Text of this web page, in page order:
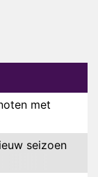
met
seizoen